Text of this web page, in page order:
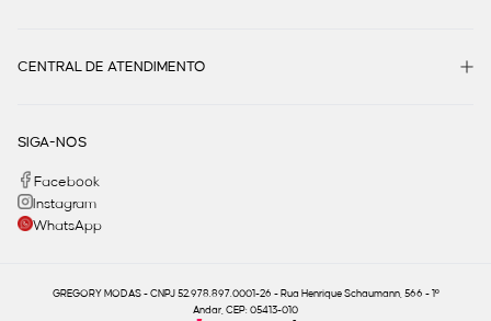
CENTRAL DE ATENDIMENTO
SIGA-NOS
Facebook
Instagram
WhatsApp
GREGORY MODAS - CNPJ 52.978.897.0001-26 - Rua Henrique Schaumann, 566 - 1º
Andar, CEP: 05413-010